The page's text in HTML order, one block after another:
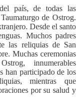
país, de todas las
de Ostrog.
Desde el santo
Muchos padres
las reliquias de San
Muchas ceremonias
innumerables
han participado de los
mientras que
por su salud y